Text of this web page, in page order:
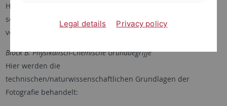
Hier werden wir uns mit mit den eigentlichen Grundbegriffen
sowie der Geschichte von analoger und digitaler Fotografie
vertraut machen - von 1828 bis 202
Block B: Physikalisch-Chemische Grundbegriffe
Hier werden die
technischen/naturwissenschaftlichen Grundlagen der
Fotografie behandelt:
Legal details Privacy policy